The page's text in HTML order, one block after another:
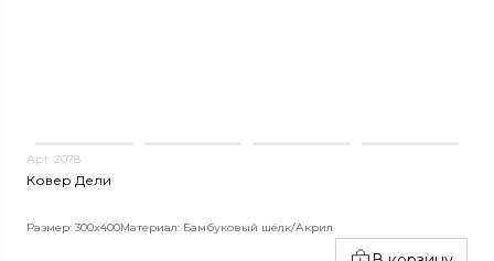
Арт. 2078
Ковер Дели
Размер: 300x400Материал: Бамбуковый шёлк/Акрил